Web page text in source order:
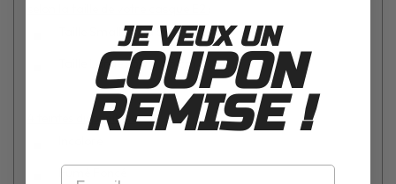
Taille Small : 52 à 59 cm
Taille Large : 60 à 65 cm
4 teintes disponibles :
Fumé Foncé
JE VEUX UN
COUPON
REMISE !